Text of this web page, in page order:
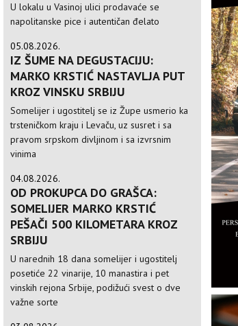
U lokalu u Vasinoj ulici prodavaće se
napolitanske pice i autentičan đelato
05.08.2026.
IZ ŠUME NA DEGUSTACIJU:
MARKO KRSTIĆ NASTAVLJA PUT
KROZ VINSKU SRBIJU
Somelijer i ugostitelj se iz Župe usmerio ka
trsteničkom kraju i Levaču, uz susret i sa
pravom srpskom divljinom i sa izvrsnim
vinima
04.08.2026.
OD PROKUPCA DO GRAŠCA:
SOMELIJER MARKO KRSTIĆ
PEŠAČI 500 KILOMETARA KROZ
SRBIJU
U narednih 18 dana somelijer i ugostitelj
posetiće 22 vinarije, 10 manastira i pet
vinskih rejona Srbije, podižući svest o dve
važne sorte